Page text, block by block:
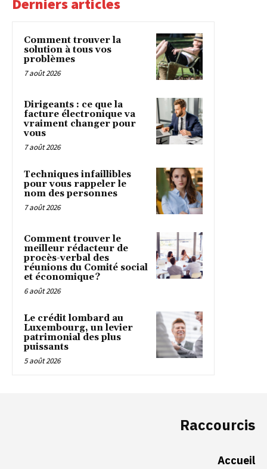
Derniers articles
Comment trouver la
solution à tous vos
problèmes
7 août 2026
Dirigeants : ce que la
facture électronique va
vraiment changer pour
vous
7 août 2026
Techniques infaillibles
pour vous rappeler le
nom des personnes
7 août 2026
Comment trouver le
meilleur rédacteur de
procès-verbal des
réunions du Comité social
et économique ?
6 août 2026
Le crédit lombard au
Luxembourg, un levier
patrimonial des plus
puissants
5 août 2026
Raccourcis
Accueil